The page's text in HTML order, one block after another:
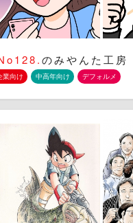
のみやんた工房
業向け 中高年向け デフォルメ